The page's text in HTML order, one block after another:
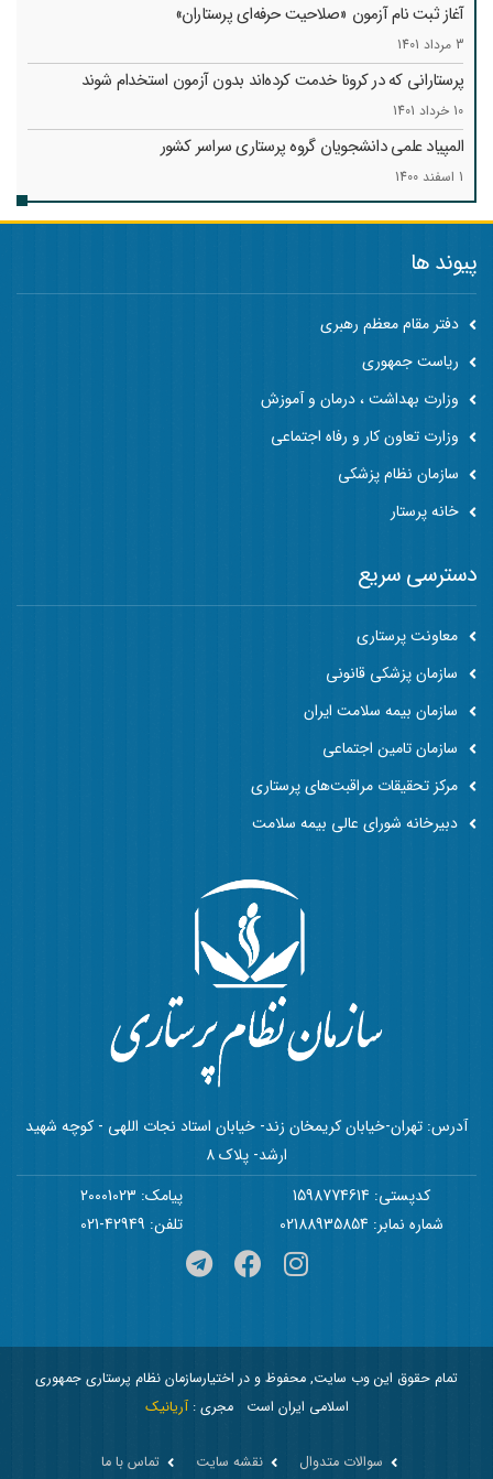
آغاز ثبت نام آزمون «صلاحیت حرفه‌ای پرستاران»
3 مرداد 1401
پرستارانی که در کرونا خدمت کرد‌ه‌اند بدون آزمون استخدام شوند
10 خرداد 1401
المپیاد علمی دانشجویان گروه پرستاری سراسر کشور
1 اسفند 1400
پیوند ها
دفتر مقام معظم رهبری
ریاست جمهوری
وزارت بهداشت ، درمان و آموزش
وزارت تعاون کار و رفاه اجتماعی
سازمان نظام پزشکی
خانه پرستار
آدرس: تهران-خیابان کریمخان زند- خیابان استاد نجات اللهی - کوچه شهید
ارشد- پلاک 8
کدپستی: 1598774614
پیامک: 20001023
شماره نمابر: 02188935854
تلفن: 42949-021
دسترسی سریع
معاونت پرستاری
سازمان پزشکی قانونی
سازمان بیمه سلامت ایران
سازمان تامین اجتماعی
مرکز تحقیقات مراقبت‌های پرستاری
دبیرخانه شورای عالی بیمه سلامت
تمام حقوق این وب سایت, محفوظ و در اختیارسازمان نظام پرستاری جمهوری
اسلامی ایران است
مجری :آریانیک
سوالات متدوال نقشه سایت تماس با ما